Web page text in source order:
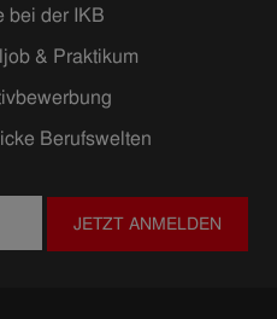
bei der IKB
& Praktikum
Berufswelten
JETZT ANMELDEN